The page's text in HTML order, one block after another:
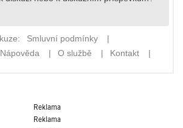
Reklama
Reklama